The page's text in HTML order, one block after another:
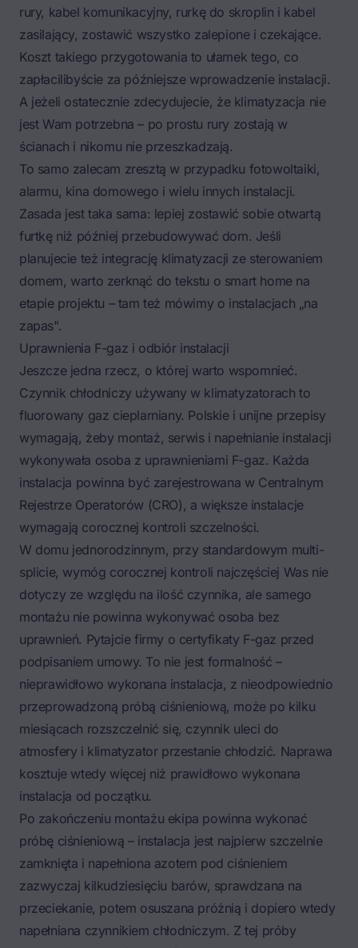
rury, kabel komunikacyjny, rurkę do skroplin i kabel
zasilający, zostawić wszystko zalepione i czekające.
Koszt takiego przygotowania to ułamek tego, co
zapłacilibyście za późniejsze wprowadzenie instalacji.
A jeżeli ostatecznie zdecydujecie, że klimatyzacja nie
jest Wam potrzebna – po prostu rury zostają w
ścianach i nikomu nie przeszkadzają.
To samo zalecam zresztą w przypadku fotowoltaiki,
alarmu, kina domowego i wielu innych instalacji.
Zasada jest taka sama: lepiej zostawić sobie otwartą
furtkę niż później przebudowywać dom. Jeśli
planujecie też integrację klimatyzacji ze sterowaniem
domem, warto zerknąć do tekstu o smart home na
etapie projektu – tam też mówimy o instalacjach „na
zapas".
Uprawnienia F-gaz i odbiór instalacji
Jeszcze jedna rzecz, o której warto wspomnieć.
Czynnik chłodniczy używany w klimatyzatorach to
fluorowany gaz cieplarniany. Polskie i unijne przepisy
wymagają, żeby montaż, serwis i napełnianie instalacji
wykonywała osoba z uprawnieniami F-gaz. Każda
instalacja powinna być zarejestrowana w Centralnym
Rejestrze Operatorów (CRO), a większe instalacje
wymagają corocznej kontroli szczelności.
W domu jednorodzinnym, przy standardowym multi-
splicie, wymóg corocznej kontroli najczęściej Was nie
dotyczy ze względu na ilość czynnika, ale samego
montażu nie powinna wykonywać osoba bez
uprawnień. Pytajcie firmy o certyfikaty F-gaz przed
podpisaniem umowy. To nie jest formalność –
nieprawidłowo wykonana instalacja, z nieodpowiednio
przeprowadzoną próbą ciśnieniową, może po kilku
miesiącach rozszczelnić się, czynnik uleci do
atmosfery i klimatyzator przestanie chłodzić. Naprawa
kosztuje wtedy więcej niż prawidłowo wykonana
instalacja od początku.
Po zakończeniu montażu ekipa powinna wykonać
próbę ciśnieniową – instalacja jest najpierw szczelnie
zamknięta i napełniona azotem pod ciśnieniem
zazwyczaj kilkudziesięciu barów, sprawdzana na
przeciekanie, potem osuszana próżnią i dopiero wtedy
napełniana czynnikiem chłodniczym. Z tej próby